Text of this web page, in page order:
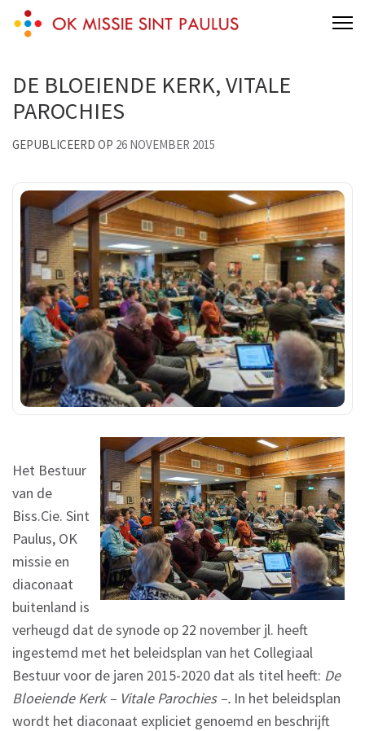
Skip
(Press
Enter)
Sint Paulus Missie en diaconaat
buitenland
Een andere Oud-Katholiek Kerk van Nederland Sites site
DE BLOEIENDE KERK, VITALE
PAROCHIES
GEPUBLICEERD OP 26 NOVEMBER 2015
Het Bestuur
van de
Biss.Cie. Sint
Paulus, OK
missie en
diaconaat
buitenland is
verheugd dat de synode op 22 november jl. heeft
ingestemd met het beleidsplan van het Collegiaal
Bestuur voor de jaren 2015-2020 dat als titel heeft: De
Bloeiende Kerk – Vitale Parochies –. In het beleidsplan
wordt het diaconaat expliciet genoemd en beschrijft